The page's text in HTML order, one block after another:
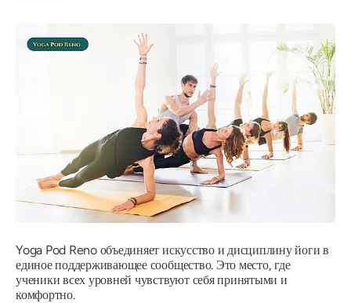
Yoga Pod Reno объединяет искусство и дисциплину йоги в
единое поддерживающее сообщество. Это место, где
ученики всех уровней чувствуют себя принятыми и
комфортно.